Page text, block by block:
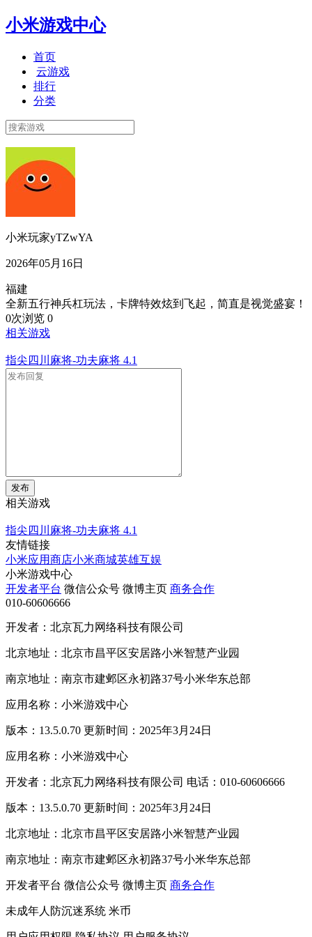
小米游戏中心
首页
云游戏
排行
分类
小米玩家yTZwYA
2026年05月16日
福建
全新五行神兵杠玩法，卡牌特效炫到飞起，简直是视觉盛宴！
0次浏览 0
相关游戏
指尖四川麻将-功夫麻将 4.1
发布
相关游戏
指尖四川麻将-功夫麻将 4.1
友情链接
小米应用商店小米商城英雄互娱
小米游戏中心
开发者平台 微信公众号 微博主页 商务合作
010-60606666
开发者：北京瓦力网络科技有限公司
北京地址：北京市昌平区安居路小米智慧产业园
南京地址：南京市建邺区永初路37号小米华东总部
应用名称：小米游戏中心
版本：13.5.0.70 更新时间：2025年3月24日
应用名称：小米游戏中心
开发者：北京瓦力网络科技有限公司 电话：010-60606666
版本：13.5.0.70 更新时间：2025年3月24日
北京地址：北京市昌平区安居路小米智慧产业园
南京地址：南京市建邺区永初路37号小米华东总部
开发者平台 微信公众号 微博主页 商务合作
未成年人防沉迷系统 米币